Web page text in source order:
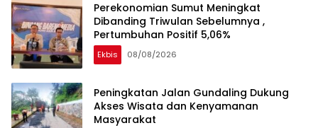
Perekonomian Sumut Meningkat
Dibanding Triwulan Sebelumnya ,
Pertumbuhan Positif 5,06%
Ekbis 08/08/2026
Peningkatan Jalan Gundaling Dukung
Akses Wisata dan Kenyamanan
Masyarakat